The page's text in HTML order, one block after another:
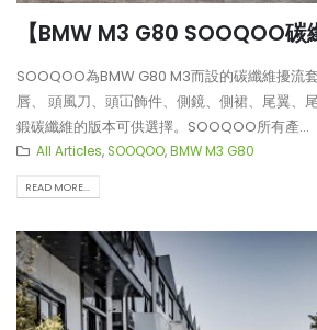
【BMW M3 G80 SOOQOO碳
SOOQOO為BMW G80 M3而設的碳纖維擾流
唇、 頭風刀、頭冚飾件、側鏡、側裙、尾翼、
鍛碳纖維的版本可供選擇。SOOQOO所有產...
All Articles, SOOQOO,BMW M3 G80
READ MORE...